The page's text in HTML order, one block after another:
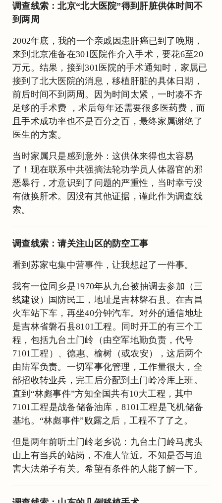
调查线索：北京“北大医院”得到肝脏供体时间不
到两周
2002年底，我的一个亲戚因患肝癌已到了晚期，
来到北京准备在301医院作介入手术，要花6至20
万元。结果，接到301医院的手术通知时，家属已
接到了北大医院的消息，移植肝脏的具体日期，
前后时间不到两周。因为时间太紧，一时凑不齐
足够的手术费 ，术后每年还需要很多医药费，而
且手术成功率也不是百分之百，最终家属谢绝了
医生的方案。
当时家属只是感到意外：这供体来得也太容易
了！现在联系中共强摘法轮功学员人体器官的邪
恶暴行，才意识到了问题的严重性，当时幸亏没
有做换肝术。因没有其他证据，谨此作为调查线
索。
调查线索：请关注山区的防空工事
看到苏家屯集中营事件，让我想起了一件事。
我有一位同乡是1970年从九台被抽调去参加（三
线建设）国防民工，地址是吉林磐石县。在吉昌
火车站下车，再坐40分钟汽车。对外的通信地址
是吉林省磐石县8101工程。同时开工的有三个工
程，包括九台土门岭（由空军地勤负责，代号
7101工程）、德惠、榆树（或农安），这后两个
由陆军负责。一切军事化管理，工作量很大，全
部招收转业兵，完工后分配到土门岭冷库上班。
直到“林彪事件”方知全国共有10大工程，其中
7101工程是战备储备油库，8101工程是飞机储备
基地。“林彪事件”败露之后，工程不了了之。
但是两年前听土门岭老乡说：九台土门岭马虎头
山上有当兵的站岗，不准人靠近。不知是否与迫
害大法弟子有关。希望有条件的人能了解一下。